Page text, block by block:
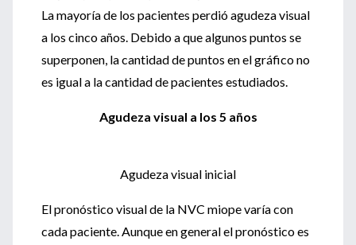
La mayoría de los pacientes perdió agudeza visual
a los cinco años. Debido a que algunos puntos se
superponen, la cantidad de puntos en el gráfico no
es igual a la cantidad de pacientes estudiados.
Agudeza visual a los 5 años
Agudeza visual inicial
El pronóstico visual de la NVC miope varía con
cada paciente. Aunque en general el pronóstico es